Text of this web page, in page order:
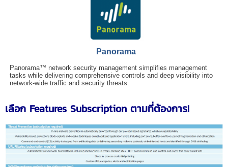
Panorama
Panorama™ network security management simplifies management
tasks while delivering comprehensive controls and deep visibility into
network-wide traffic and security threats.
เลือก Features Subscription ตามที่ต้องการ!